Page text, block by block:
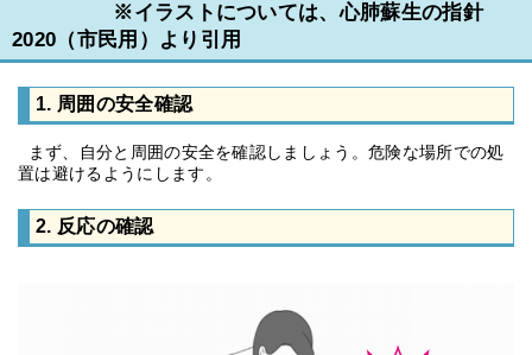
※イラストについては、心肺蘇生の指針
2020（市民用）より引用
1. 周囲の安全確認
まず、自分と周囲の安全を確認しましょう。危険な場所での処
置は避けるようにします。
2. 反応の確認